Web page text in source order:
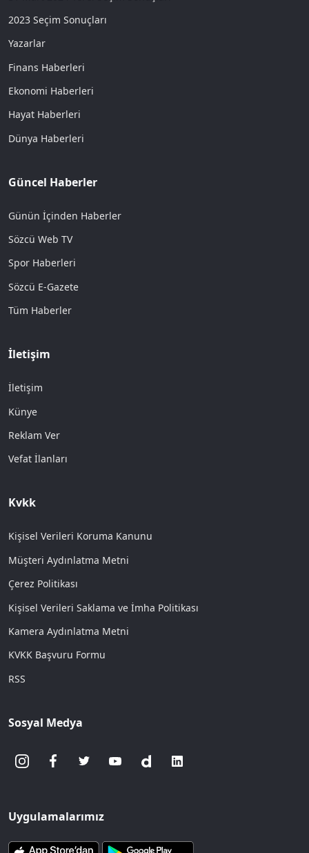
2023 Seçim Sonuçları
Yazarlar
Finans Haberleri
Ekonomi Haberleri
Hayat Haberleri
Dünya Haberleri
Güncel Haberler
Günün İçinden Haberler
Sözcü Web TV
Spor Haberleri
Sözcü E-Gazete
Tüm Haberler
İletişim
İletişim
Künye
Reklam Ver
Vefat İlanları
Kvkk
Kişisel Verileri Koruma Kanunu
Müşteri Aydınlatma Metni
Çerez Politikası
Kişisel Verileri Saklama ve İmha Politikası
Kamera Aydınlatma Metni
KVKK Başvuru Formu
RSS
Sosyal Medya
Uygulamalarımız